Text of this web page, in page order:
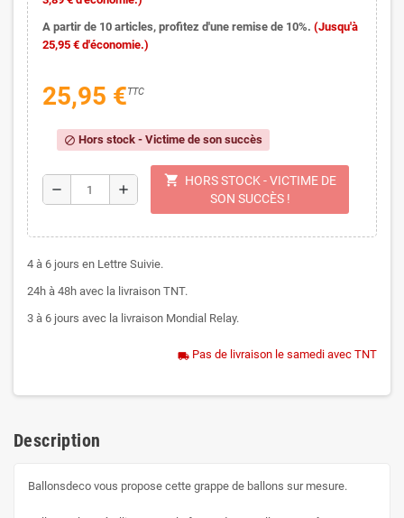
A partir de 10 articles, profitez d'une remise de 10%. (Jusqu'à
25,95 € d'économie.)
25,95 €TTC
block Hors stock - Victime de son succès
remove add
shopping_cart
SON SUCCÈS !
4 à 6 jours en Lettre Suivie.
24h à 48h avec la livraison TNT.
3 à 6 jours avec la livraison Mondial Relay.
local_shipping Pas de livraison le samedi avec TNT
Description
Ballonsdeco vous propose cette grappe de ballons sur mesure.